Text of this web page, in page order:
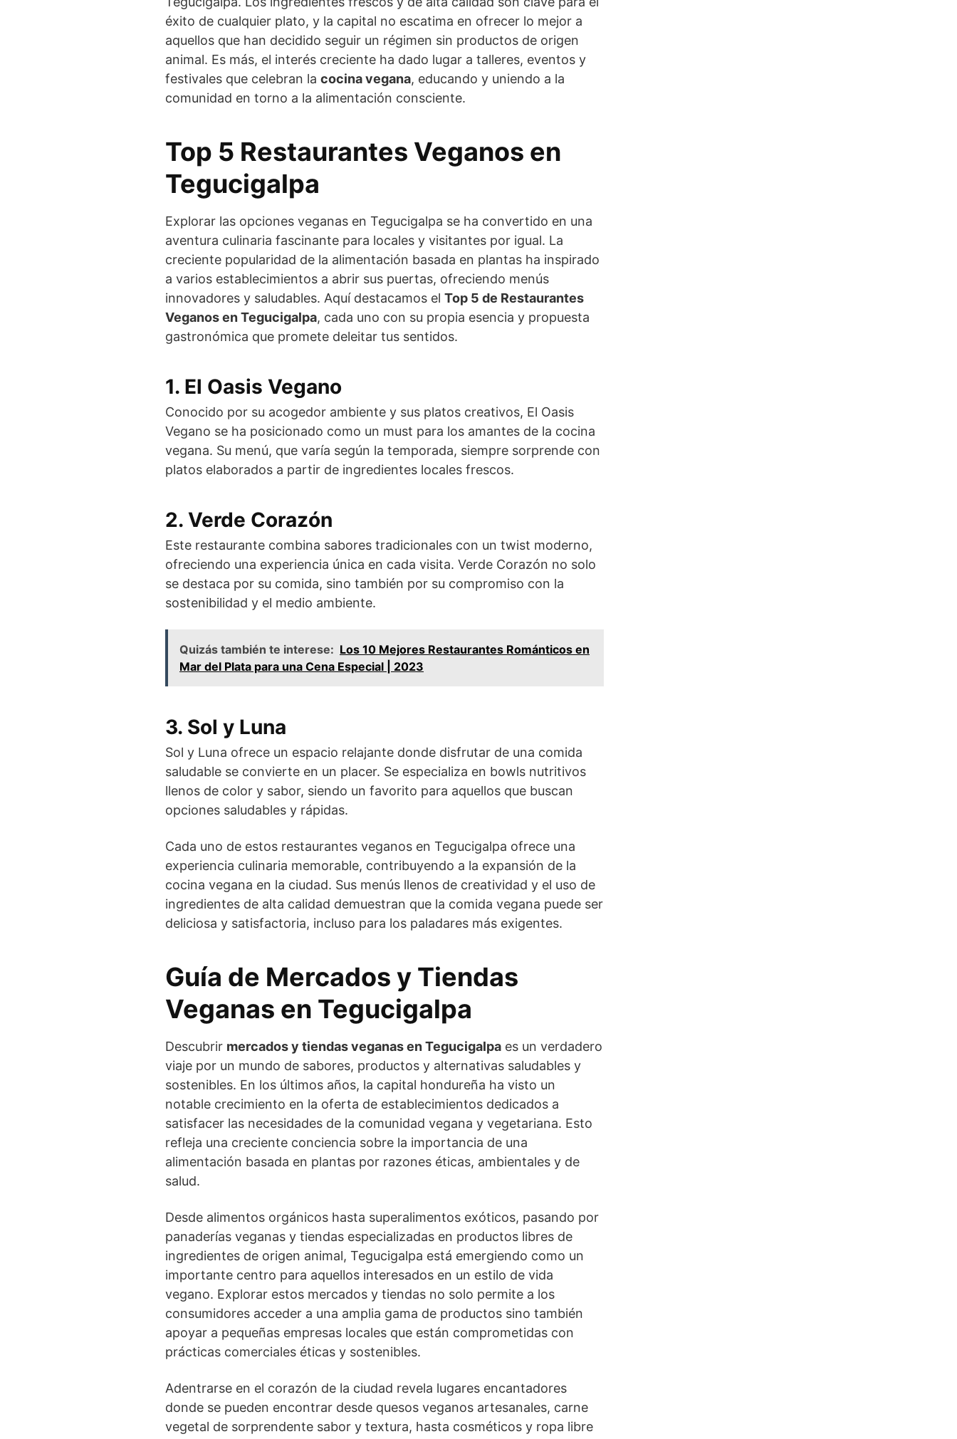
éxito de cualquier plato, y la capital no escatima en ofrecer lo mejor a
aquellos que han decidido seguir un régimen sin productos de origen
animal. Es más, el interés creciente ha dado lugar a talleres, eventos y
festivales que celebran la cocina vegana, educando y uniendo a la
comunidad en torno a la alimentación consciente.
Top 5 Restaurantes Veganos en
Tegucigalpa
Explorar las opciones veganas en Tegucigalpa se ha convertido en una
aventura culinaria fascinante para locales y visitantes por igual. La
creciente popularidad de la alimentación basada en plantas ha inspirado
a varios establecimientos a abrir sus puertas, ofreciendo menús
innovadores y saludables. Aquí destacamos el Top 5 de Restaurantes
Veganos en Tegucigalpa, cada uno con su propia esencia y propuesta
gastronómica que promete deleitar tus sentidos.
1. El Oasis Vegano
Conocido por su acogedor ambiente y sus platos creativos, El Oasis
Vegano se ha posicionado como un must para los amantes de la cocina
vegana. Su menú, que varía según la temporada, siempre sorprende con
platos elaborados a partir de ingredientes locales frescos.
2. Verde Corazón
Este restaurante combina sabores tradicionales con un twist moderno,
ofreciendo una experiencia única en cada visita. Verde Corazón no solo
se destaca por su comida, sino también por su compromiso con la
sostenibilidad y el medio ambiente.
Quizás también te interese: Los 10 Mejores Restaurantes Románticos en
Mar del Plata para una Cena Especial | 2023
3. Sol y Luna
Sol y Luna ofrece un espacio relajante donde disfrutar de una comida
saludable se convierte en un placer. Se especializa en bowls nutritivos
llenos de color y sabor, siendo un favorito para aquellos que buscan
opciones saludables y rápidas.
Cada uno de estos restaurantes veganos en Tegucigalpa ofrece una
experiencia culinaria memorable, contribuyendo a la expansión de la
cocina vegana en la ciudad. Sus menús llenos de creatividad y el uso de
ingredientes de alta calidad demuestran que la comida vegana puede ser
deliciosa y satisfactoria, incluso para los paladares más exigentes.
Guía de Mercados y Tiendas
Veganas en Tegucigalpa
Descubrir mercados y tiendas veganas en Tegucigalpa es un verdadero
viaje por un mundo de sabores, productos y alternativas saludables y
sostenibles. En los últimos años, la capital hondureña ha visto un
notable crecimiento en la oferta de establecimientos dedicados a
satisfacer las necesidades de la comunidad vegana y vegetariana. Esto
refleja una creciente conciencia sobre la importancia de una
alimentación basada en plantas por razones éticas, ambientales y de
salud.
Desde alimentos orgánicos hasta superalimentos exóticos, pasando por
panaderías veganas y tiendas especializadas en productos libres de
ingredientes de origen animal, Tegucigalpa está emergiendo como un
importante centro para aquellos interesados en un estilo de vida
vegano. Explorar estos mercados y tiendas no solo permite a los
consumidores acceder a una amplia gama de productos sino también
apoyar a pequeñas empresas locales que están comprometidas con
prácticas comerciales éticas y sostenibles.
Adentrarse en el corazón de la ciudad revela lugares encantadores
donde se pueden encontrar desde quesos veganos artesanales, carne
vegetal de sorprendente sabor y textura, hasta cosméticos y ropa libre